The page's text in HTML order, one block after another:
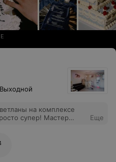
Выходной
на комплексе
супер! Мастер
Еще